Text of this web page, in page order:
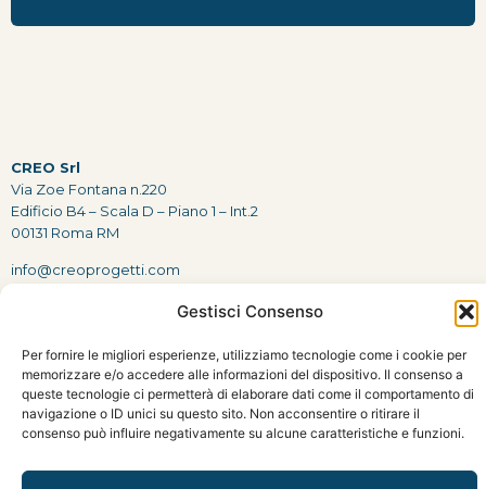
Gestisci Consenso
Per fornire le migliori esperienze, utilizziamo tecnologie come i cookie per
memorizzare e/o accedere alle informazioni del dispositivo. Il consenso a
queste tecnologie ci permetterà di elaborare dati come il comportamento di
navigazione o ID unici su questo sito. Non acconsentire o ritirare il
consenso può influire negativamente su alcune caratteristiche e funzioni.
CREO Srl
Via Zoe Fontana n.220
Edificio B4 – Scala D – Piano 1 – Int.2
00131 Roma RM
info@creoprogetti.com
Dichiarazioni sulla Privacy|Politiche dei Cookie
© 2025 CREO Srl